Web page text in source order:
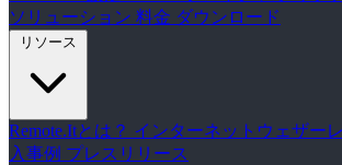
ソリューション 料金 ダウンロード
Remote.Itとは？ インターネットウェザー
入事例 プレスリリース